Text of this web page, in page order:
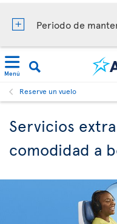
Periodo de
Menú
Reserve un vuelo
Servicios
comodidad a